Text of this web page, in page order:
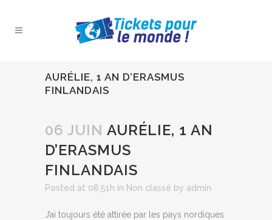
AURÉLIE, 1 AN D’ERASMUS
FINLANDAIS
06 JUIN AURÉLIE, 1 AN
D’ERASMUS
FINLANDAIS
Posted at 08:51h in Non classé by admin
J’ai toujours été attirée par les pays nordiques